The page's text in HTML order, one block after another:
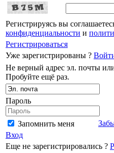
Регистрируясь вы
конфиденциальности и
Регистрироваться
Уже зарегистрированы ?
Не верный адрес эл. почты
Пробуйте ещё раз.
Пароль
Запомнить меня
Вход
Еще не зарегистрировались ?